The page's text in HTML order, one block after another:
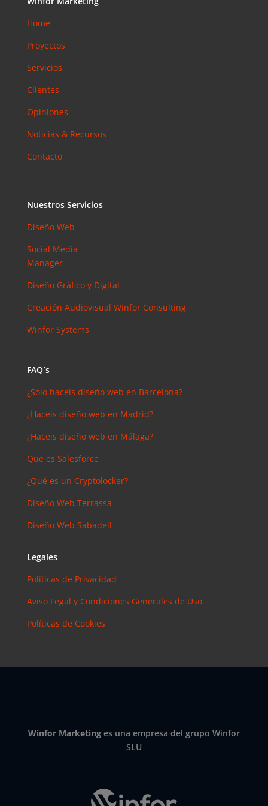
Home
Proyectos
Servicios
Clientes
Opiniones
Noticias & Recursos
Contacto
Nuestros Servicios
Diseño Web
Social Media
Manager
Diseño Gráfico y Digital
Creación Audiovisual Winfor Consulting
Winfor Systems
FAQ´s
¿Sólo haceis diseño web en Barcelona?
¿Haceis diseño web en Madrid?
¿Haceis diseño web en Málaga?
Que es Salesforce
¿Qué es un Cryptolocker?
Diseño Web Terrassa
Diseño Web Sabadell
Legales
Políticas de Privacidad
Aviso Legal y Condiciones Generales de Uso
Políticas de Cookies
Winfor Marketinges una empresa del grupo Winfor
SLU